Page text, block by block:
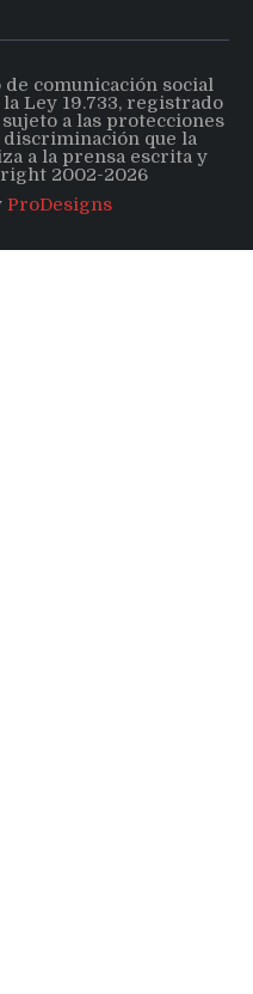
comunicación social
Ley 19.733, registrado
a las protecciones
que la
a la prensa escrita y
2002-2026
ProDesigns